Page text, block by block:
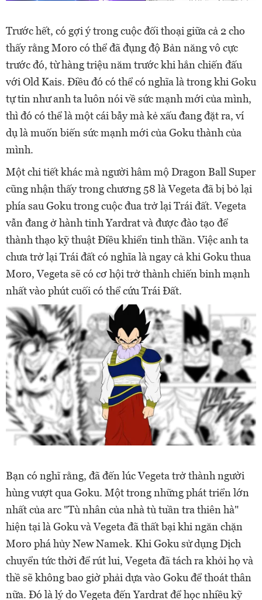
Trước hết, có gợi ý trong cuộc đối thoại giữa cả 2 cho
thấy rằng Moro có thể đã đụng độ Bản năng vô cực
trước đó, từ hàng triệu năm trước khi hắn chiến đấu
với Old Kais. Điều đó có thể có nghĩa là trong khi Goku
tự tin như anh ta luôn nói về sức mạnh mới của mình,
thì đó có thể là một cái bẫy mà kẻ xấu đang đặt ra, ví
dụ là muốn biến sức mạnh mới của Goku thành của
mình.
Một chi tiết khác mà người hâm mộ Dragon Ball Super
cũng nhận thấy trong chương 58 là Vegeta đã bị bỏ lại
phía sau Goku trong cuộc đua trở lại Trái đất. Vegeta
vẫn đang ở hành tinh Yardrat và được đào tạo để
thành thạo kỹ thuật Điều khiển tinh thần. Việc anh ta
chưa trở lại Trái đất có nghĩa là ngay cả khi Goku thua
Moro, Vegeta sẽ có cơ hội trở thành chiến binh mạnh
nhất vào phút cuối có thể cứu Trái Đất.
Bạn có nghĩ rằng, đã đến lúc Vegeta trở thành người
hùng vượt qua Goku. Một trong những phát triển lớn
nhất của arc "Tù nhân của nhà tù tuần tra thiên hà"
hiện tại là Goku và Vegeta đã thất bại khi ngăn chặn
Moro phá hủy New Namek. Khi Goku sử dụng Dịch
chuyển tức thời để rút lui, Vegeta đã tách ra khỏi họ và
thề sẽ không bao giờ phải dựa vào Goku để thoát thân
nữa. Đó là lý do Vegeta đến Yardrat để học nhiều kỹ